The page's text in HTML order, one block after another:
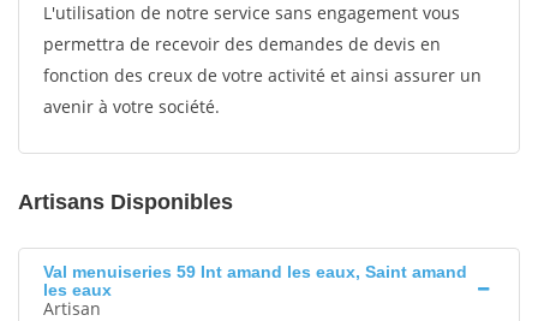
L'utilisation de notre service sans engagement vous
permettra de recevoir des demandes de devis en
fonction des creux de votre activité et ainsi assurer un
avenir à votre société.
Artisans Disponibles
Val menuiseries 59 Int amand les eaux, Saint amand
les eaux
Artisan